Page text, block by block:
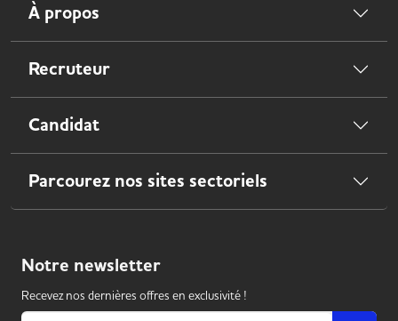
À propos
Recruteur
Candidat
Parcourez nos sites sectoriels
Notre newsletter
Recevez nos dernières offres en exclusivité !